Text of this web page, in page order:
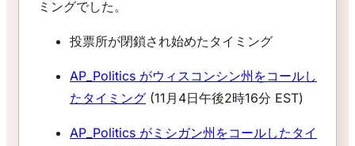
ミングでした。
投票所が閉鎖され始めたタイミング
AP_Politics がウィスコンシン州をコールし
たタイミング (11月4日午後2時16分 EST)
AP_Politics がミシガン州をコールしたタイ